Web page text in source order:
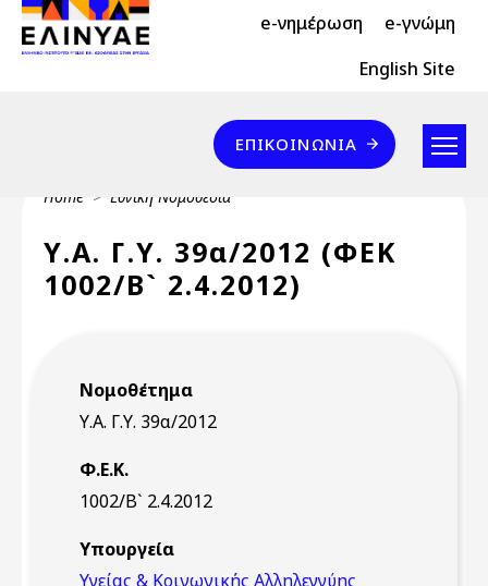
Skip to main content
Header Top 2 e-νημέρωση e-γνώμη
Header Top English Site
Επικοινωνία
ΕΠΙΚΟΙΝΩΝΊΑ
Breadcrumb
Home Εθνική Νομοθεσία
Υ.Α. Γ.Υ. 39α/2012 (ΦΕΚ
1002/Β` 2.4.2012)
Νομοθέτημα
Υ.Α. Γ.Υ. 39α/2012
Φ.Ε.Κ.
1002/Β` 2.4.2012
Υπουργεία
Υγείας & Κοινωνικής Αλληλεγγύης